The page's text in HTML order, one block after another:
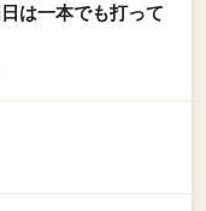
は一本でも打って